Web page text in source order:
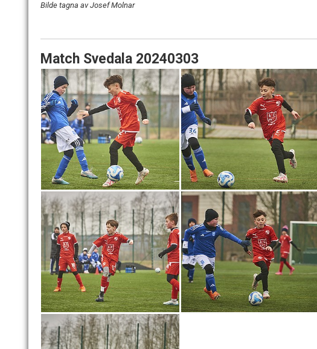
Bilde tagna av Josef Molnar
Match Svedala 20240303